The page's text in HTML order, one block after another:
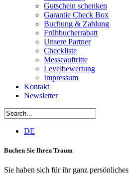
Gutschein schenken
Garantie Check Box
Buchung & Zahlung
Frühbucherrabatt
Unsere Partner
Checkliste
Messeauftritte
Levelbewertung
Impressum
Kontakt
Newsletter
DE
Buchen Sie Ihren Traum
Sie haben sich für ihr ganz